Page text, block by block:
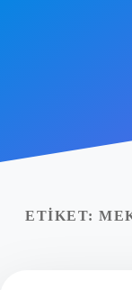
Yasal Uyarı
ETIKET: